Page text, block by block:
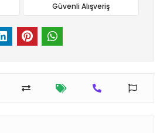
Güvenli Alışveriş